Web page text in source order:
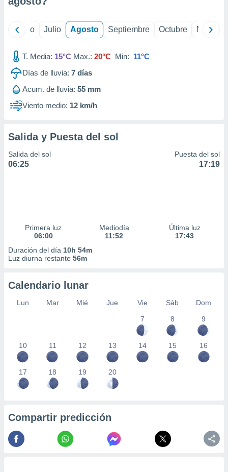
mediante
publicidad
publicidad
1199
Junio Julio Agosto Septiembre Octubre
T. Media: 15°C Max.: 20°C Min: 11°C
Días de lluvia: 7 días
Acum. de lluvia: 55 mm
Viento medio: 12 km/h
Salida y Puesta del sol
Salida del sol
06:25
Puesta del sol
17:19
Primera luz
06:00
Mediodía
11:52
Última luz
17:43
Duración del día 10h 54m
Luz diurna restante 56m
Calendario lunar
Lun Mar Mié Jue Vie Sáb
Dom
7
8 9
10 11 12 13 14 15 16
17 18 19 20
Compartir predicción